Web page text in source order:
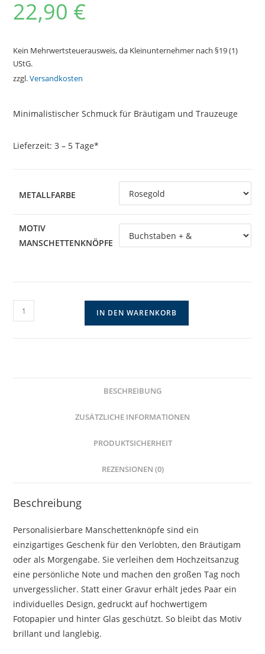
22,90 €
Kein Mehrwertsteuerausweis, da Kleinunternehmer nach §19 (1)
UStG.
zzgl.Versandkosten
Minimalistischer Schmuck für Bräutigam und Trauzeuge
Lieferzeit:3 – 5 Tage*
METALLFARBE
MOTIV
MANSCHETTENKNÖPFE
Personalisierbare
Manschettenknöpfe
IN DEN WARENKORB
BESCHREIBUNG
ZUSÄTZLICHE INFORMATIONEN
PRODUKTSICHERHEIT
REZENSIONEN (0)
Beschreibung
Personalisierbare Manschettenknöpfe sind ein
einzigartiges Geschenk für den Verlobten, den Bräutigam
oder als Morgengabe. Sie verleihen dem Hochzeitsanzug
eine persönliche Note und machen den großen Tag noch
unvergesslicher. Statt einer Gravur erhält jedes Paar ein
individuelles Design, gedruckt auf hochwertigem
Fotopapier und hinter Glas geschützt. So bleibt das Motiv
brillant und langlebig.